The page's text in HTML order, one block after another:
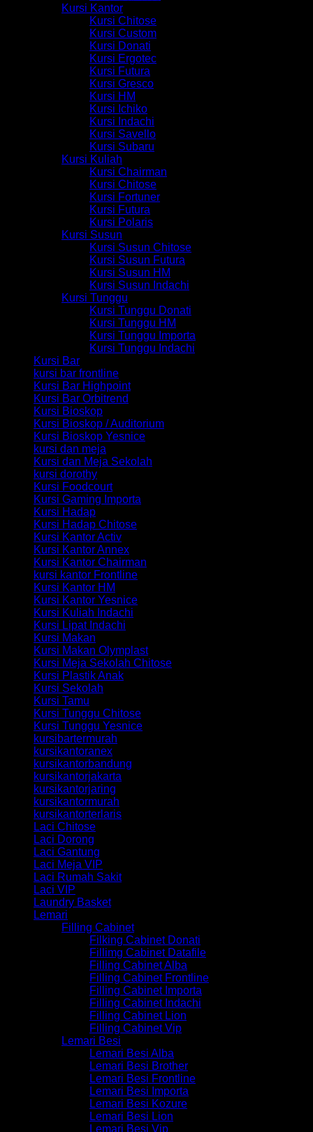
Kursi Kantor
Kursi Chitose
Kursi Custom
Kursi Donati
Kursi Ergotec
Kursi Futura
Kursi Gresco
Kursi HM
Kursi Ichiko
Kursi Indachi
Kursi Savello
Kursi Subaru
Kursi Kuliah
Kursi Chairman
Kursi Chitose
Kursi Fortuner
Kursi Futura
Kursi Polaris
Kursi Susun
Kursi Susun Chitose
Kursi Susun Futura
Kursi Susun HM
Kursi Susun Indachi
Kursi Tunggu
Kursi Tunggu Donati
Kursi Tunggu HM
Kursi Tunggu Importa
Kursi Tunggu Indachi
Kursi Bar
kursi bar frontline
Kursi Bar Highpoint
Kursi Bar Orbitrend
Kursi Bioskop
Kursi Bioskop / Auditorium
Kursi Bioskop Yesnice
kursi dan meja
Kursi dan Meja Sekolah
kursi dorothy
Kursi Foodcourt
Kursi Gaming Importa
Kursi Hadap
Kursi Hadap Chitose
Kursi Kantor Activ
Kursi Kantor Annex
Kursi Kantor Chairman
kursi kantor Frontline
Kursi Kantor HM
Kursi Kantor Yesnice
Kursi Kuliah Indachi
Kursi Lipat Indachi
Kursi Makan
Kursi Makan Olymplast
Kursi Meja Sekolah Chitose
Kursi Plastik Anak
Kursi Sekolah
Kursi Tamu
Kursi Tunggu Chitose
Kursi Tunggu Yesnice
kursibartermurah
kursikantoranex
kursikantorbandung
kursikantorjakarta
kursikantorjaring
kursikantormurah
kursikantorterlaris
Laci Chitose
Laci Dorong
Laci Gantung
Laci Meja VIP
Laci Rumah Sakit
Laci VIP
Laundry Basket
Lemari
Filling Cabinet
Filking Cabinet Donati
Fillimg Cabinet Datafile
Filling Cabinet Alba
Filling Cabinet Frontline
Filling Cabinet Importa
Filling Cabinet Indachi
Filling Cabinet Lion
Filling Cabinet Vip
Lemari Besi
Lemari Besi Alba
Lemari Besi Brother
Lemari Besi Frontline
Lemari Besi Importa
Lemari Besi Kozure
Lemari Besi Lion
Lemari Besi Vip